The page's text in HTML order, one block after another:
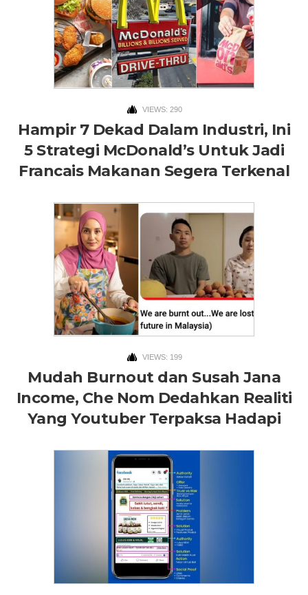
VIEWS: 290
Hampir 7 Dekad Dalam Industri, Ini
5 Strategi McDonald’s Untuk Jadi
Francais Makanan Segera Terkenal
VIEWS: 199
Mudah Burnout dan Susah Jana
Income, Che Nom Dedahkan Realiti
Yang Youtuber Terpaksa Hadapi